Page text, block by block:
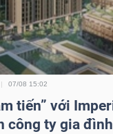
07/08 15:02
tiến” với
công ty gia